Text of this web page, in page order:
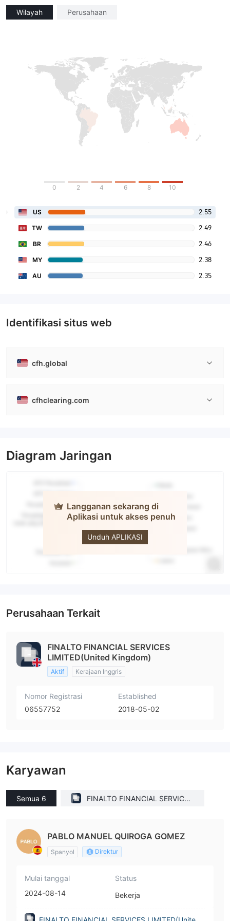
Wilayah Perusahaan
0 2 4 6 8 10
US 2.55
TW 2.49
BR 2.46
MY 2.38
AU 2.35
Identifikasi situs web
cfh.global
cfhclearing.com
Diagram Jaringan
Langganan sekarang di
Aplikasi untuk akses penuh
Unduh APLIKASI
CFH
Perusahaan Terkait
FINALTO FINANCIAL SERVICES
LIMITED(United Kingdom)
Aktif Kerajaan Inggris
Nomor Registrasi
06557752
Established
2018-05-02
Karyawan
Semua 6
FINALTO FINANCIAL SERVICES
PABLO MANUEL QUIROGA GOMEZ
Spanyol Direktur
Mulai tanggal
2024-08-14
Status
Bekerja